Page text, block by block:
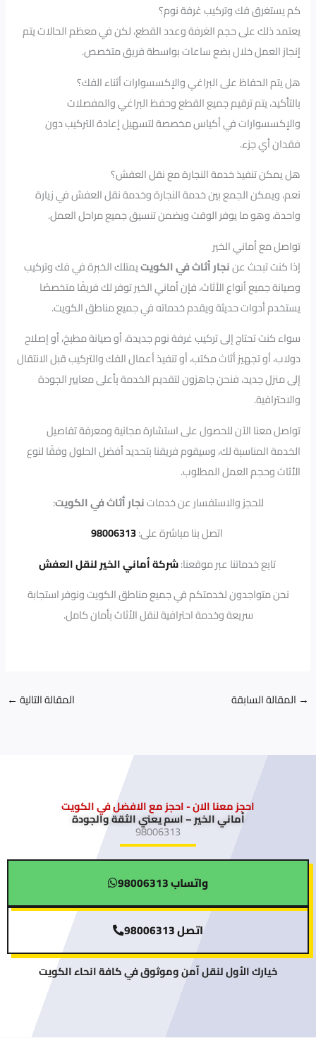
كم يستغرق فك وتركيب غرفة نوم؟
يعتمد ذلك على حجم الغرفة وعدد القطع، لكن في معظم الحالات يتم
إنجاز العمل خلال بضع ساعات بواسطة فريق متخصص.
هل يتم الحفاظ على البراغي والإكسسوارات أثناء الفك؟
بالتأكيد، يتم ترقيم جميع القطع وحفظ البراغي والمفصلات
والإكسسوارات في أكياس مخصصة لتسهيل إعادة التركيب دون
فقدان أي جزء.
هل يمكن تنفيذ خدمة النجارة مع نقل العفش؟
نعم، ويمكن الجمع بين خدمة النجارة وخدمة نقل العفش في زيارة
واحدة، وهو ما يوفر الوقت ويضمن تنسيق جميع مراحل العمل.
تواصل مع أماني الخير
إذا كنت تبحث عننجار أثاث في الكويتيمتلك الخبرة في فك وتركيب
وصيانة جميع أنواع الأثاث، فإن أماني الخير توفر لك فريقًا متخصصًا
يستخدم أدوات حديثة ويقدم خدماته في جميع مناطق الكويت.
سواء كنت تحتاج إلى تركيب غرفة نوم جديدة، أو صيانة مطبخ، أو إصلاح
دولاب، أو تجهيز أثاث مكتب، أو تنفيذ أعمال الفك والتركيب قبل الانتقال
إلى منزل جديد، فنحن جاهزون لتقديم الخدمة بأعلى معايير الجودة
والاحترافية.
تواصل معنا الآن للحصول على استشارة مجانية ومعرفة تفاصيل
الخدمة المناسبة لك، وسيقوم فريقنا بتحديد أفضل الحلول وفقًا لنوع
الأثاث وحجم العمل المطلوب.
للحجز والاستفسار عن خدماتنجار أثاث في الكويت:
اتصل بنا مباشرة على:98006313
تابع خدماتنا عبر موقعنا:شركة أماني الخير لنقل العفش
نحن متواجدون لخدمتكم في جميع مناطق الكويت ونوفر استجابة
سريعة وخدمة احترافية لنقل الأثاث بأمان كامل.
→ المقالة السابقة المقالة التالية ←
احجز معنا الان - احجز مع الافضل في الكويت
أماني الخير – اسم يعني الثقة والجودة
98006313
واتساب 98006313
اتصل 98006313
خيارك الأول لنقل آمن وموثوق في كافة انحاء الكويت